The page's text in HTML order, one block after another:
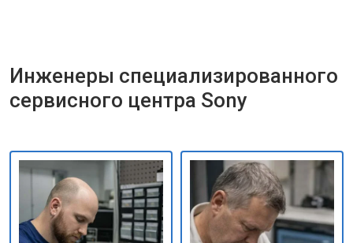
Инженеры специализированного
сервисного центра Sony